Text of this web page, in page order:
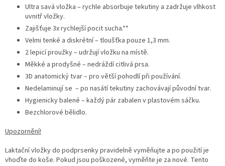
Ultra savá vložka – rychle absorbuje tekutiny a zadržuje vlhkost
uvnitř vložky.
Zajišťuje 3x rychlejší pocit sucha.**
Velmi tenké a diskrétní – tloušťka pouze 1,3 mm.
2 lepicí proužky – udržují vložku na místě.
Měkké a prodyšné – nedráždí citlivá prsa.
3D anatomický tvar – pro větší pohodlí při používání.
Nedelaminují se – po nasátí tekutiny zachovávají původní tvar.
Hygienicky balené – každý pár zabalen v plastovém sáčku.
Bezchlorové bělidlo.
Upozornění!
Laktační vložky do podprsenky pravidelně vyměňujte a po použití je
vhoďte do koše. Pokud jsou poškozené, vyměňte je za nové. Tento